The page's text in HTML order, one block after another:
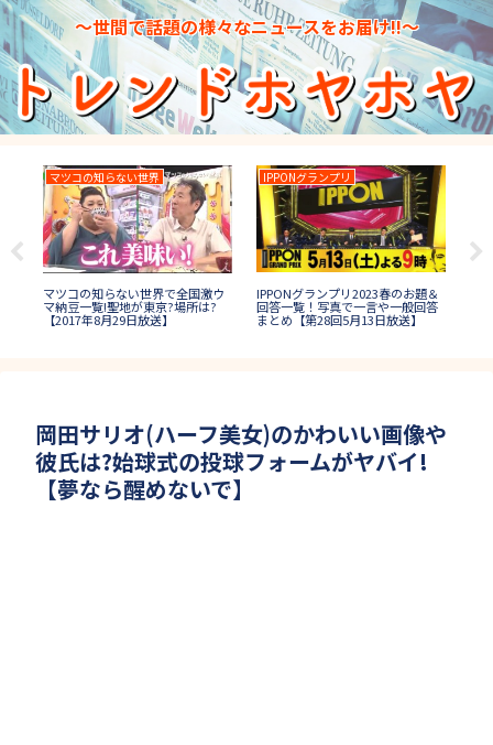
～世間で話題の様々なニュースをお届け!!～
マツコの知らない世界
マツコの知らない世界で全国激ウ
マ納豆一覧!聖地が東京?場所は?
【2017年8月29日放送】
IPPONグランプリ
IPPONグランプリ2023春のお題＆
回答一覧！写真で一言や一般回答
まとめ【第28回5月13日放送】
岡田サリオ(ハーフ美女)のかわいい画像や
彼氏は?始球式の投球フォームがヤバイ!
【夢なら醒めないで】